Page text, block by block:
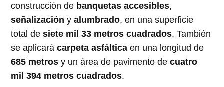
construcción de banquetas accesibles,
señalización yalumbrado, en una superficie
total desiete mil 33 metros cuadrados. También
se aplicarácarpeta asfáltica en una longitud de
685 metros y un área de pavimento decuatro
mil 394 metros cuadrados.